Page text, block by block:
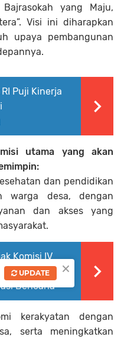
yang Maju,
Visi ini diharapkan
upaya pembangunan
RI Puji Kinerja
utama yang akan
dan pendidikan
warga desa, dengan
dan akses yang
Komisi IV
Lereng
Bencana
kerakyatan dengan
serta meningkatkan
×
UPDATE